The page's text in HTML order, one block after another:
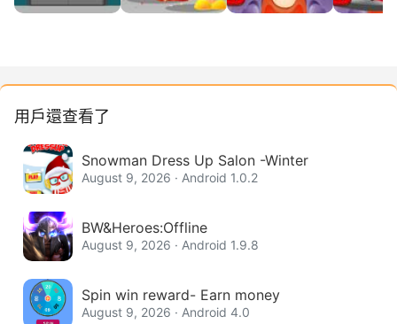
用戶還查看了
Snowman Dress Up Salon -Winter
August 9, 2026 · Android 1.0.2
BW&Heroes:Offline
August 9, 2026 · Android 1.9.8
Spin win reward- Earn money
August 9, 2026 · Android 4.0